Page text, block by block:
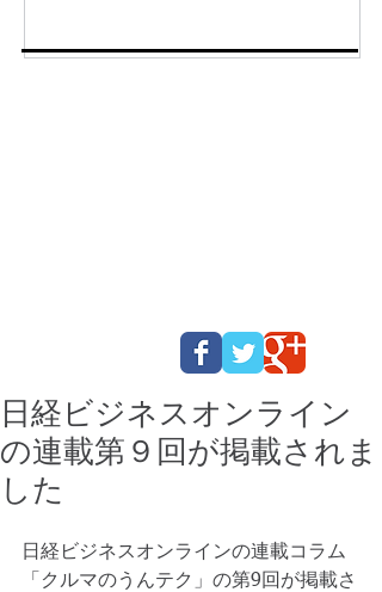
す
日経ビジネスオンライン
の連載第９回が掲載されま
した
日経ビジネスオンラインの連載コラム
「クルマのうんテク」の第9回が掲載さ